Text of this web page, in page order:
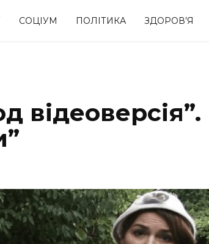
СОЦІУМ ПОЛІТИКА ЗДОРОВ’Я
Спорт
відеоверсія”.